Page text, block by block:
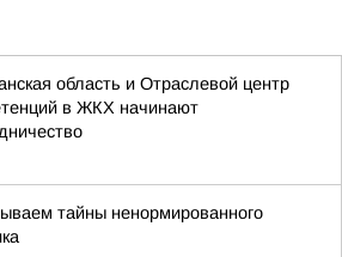
область и Отраслевой центр
в ЖКХ начинают
тайны ненормированного